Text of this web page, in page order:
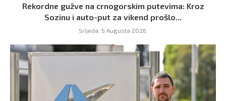
Rekordne gužve na crnogorskim putevima: Kroz
Sozinu i auto-put za vikend prošlo...
Srijeda, 5 Augusta 2026,